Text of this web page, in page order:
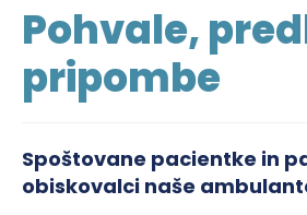
Pohvale,
pripombe
Spoštovane pacientke in
obiskovalci naše